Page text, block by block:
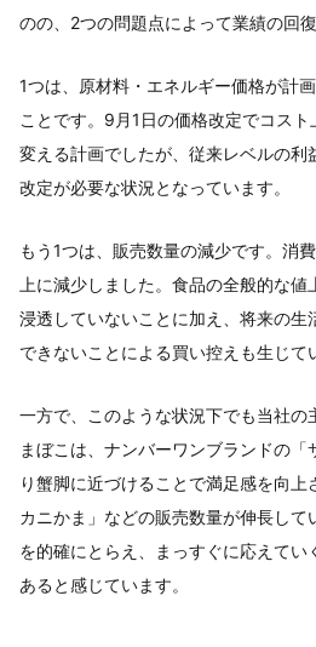
のの、2つの問題点によって業績の回
1つは、原材料・エネルギー価格が計
ことです。9月1日の価格改定でコス
変える計画でしたが、従来レベルの利
改定が必要な状況となっています。
もう1つは、販売数量の減少です。消
上に減少しました。食品の全般的な
浸透していないことに加え、将来の生
できないことによる買い控えも生じて
一方で、このような状況下でも当社の
まぼこは、ナンバーワンブランドの「
り蟹脚に近づけることで満足感を向
カニかま」などの販売数量が伸長し
を的確にとらえ、まっすぐに応えて
あると感じています。